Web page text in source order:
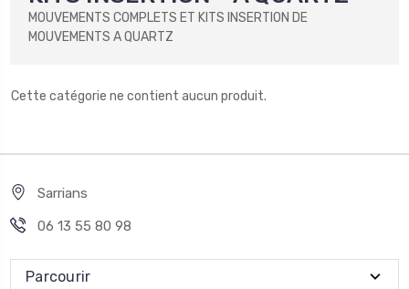
MOUVEMENTS COMPLETS ET KITS INSERTION DE
MOUVEMENTS A QUARTZ
Cette catégorie ne contient aucun produit.
Sarrians
06 13 55 80 98
Parcourir